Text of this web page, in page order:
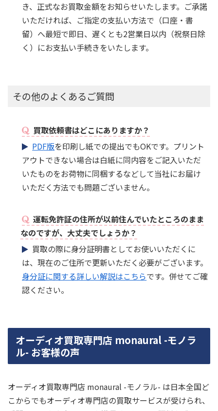
き、正式なお買取金額をお知らせいたします。ご承諾
いただければ、ご指定の支払い方法で（口座・書
留）へ最短で即日、遅くとも2営業日以内（祝祭日除
く）にお支払い手続きをいたします。
その他のよくあるご質問
買取依頼書はどこにありますか？
PDF版を印刷し紙での提出でもOKです。プリント
アウトできない場合は白紙に同内容をご記入いただ
いたものをお荷物に同梱するなどして当社にお届け
いただく方法でも問題ございません。
運転免許証の住所が以前住んでいたところのまま
なのですが、大丈夫でしょうか？
買取の際に身分証明書としてお使いいただくに
は、現在のご住所で更新いただく必要がございます。
身分証に関する詳しい解説はこちらです。併せてご確
認ください。
オーディオ買取専門店 monaural -モノラ
ル- お客様の声
オーディオ買取専門店 monaural -モノラル- は日本全国ど
こからでもオーディオ専門店の買取サービスが受けられ、